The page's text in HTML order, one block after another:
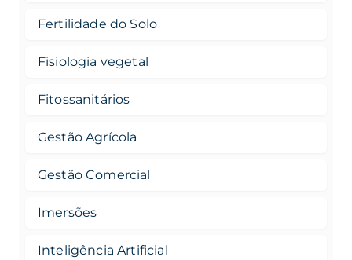
Fertilidade do Solo
Fisiologia vegetal
Fitossanitários
Gestão Agrícola
Gestão Comercial
Imersões
Inteligência Artificial